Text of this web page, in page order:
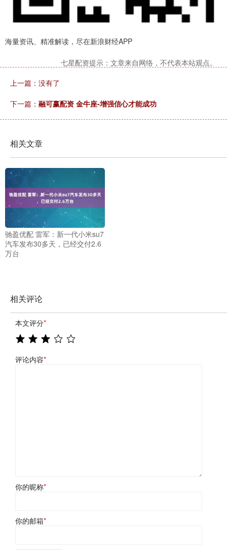
海量资讯、精准解读，尽在新浪财经APP
七星配资提示：文章来自网络，不代表本站观点。
上一篇：没有了
下一篇： 融可赢配资 金牛座-增强信心才能成功
相关文章
驰盈优配 雷军：新一代小米su7
汽车发布30多天，已经交付2.6
万台
相关评论
本文评分*
评论内容*
你的昵称*
你的邮箱*